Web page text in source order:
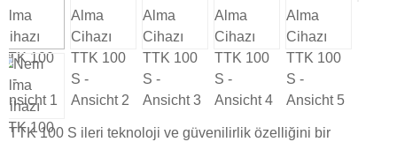
TTK 100 S ileri teknoloji ve güvenilirlik özelliğini bir